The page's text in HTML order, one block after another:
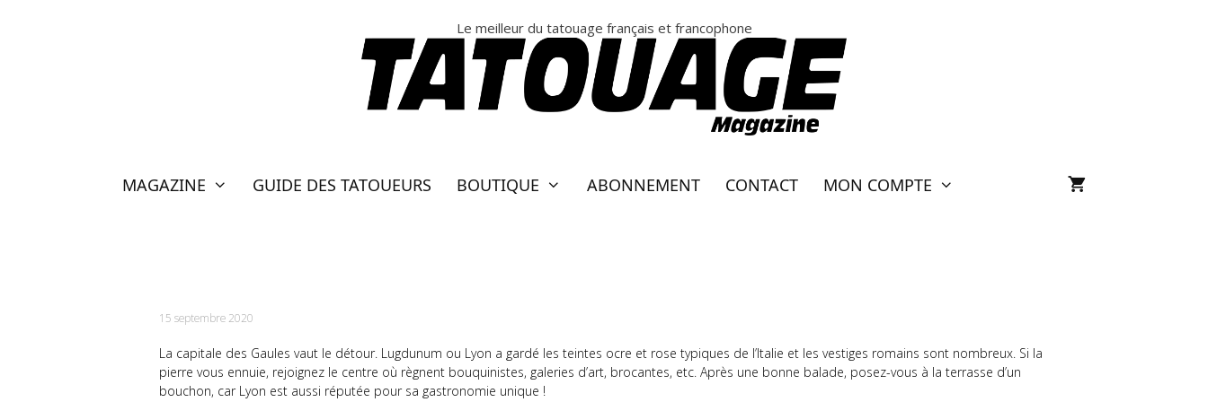
Le meilleur du tatouage français et francophone
MAGAZINE GUIDE DES TATOUEURS BOUTIQUE ABONNEMENT CONTACT MON COMPTE
15 septembre 2020
La capitale des Gaules vaut le détour. Lugdunum ou Lyon a gardé les teintes ocre et rose typiques de l’Italie et les vestiges romains sont nombreux. Si la
pierre vous ennuie, rejoignez le centre où règnent bouquinistes, galeries d’art, brocantes, etc. Après une bonne balade, posez-vous à la terrasse d’un
bouchon, car Lyon est aussi réputée pour sa gastronomie unique !